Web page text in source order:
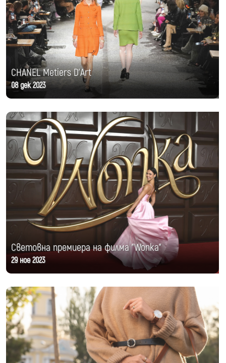
CHANEL Metiers D'Art
08 дек 2023
Световна премиера на филма "Wonka"
29 ное 2023